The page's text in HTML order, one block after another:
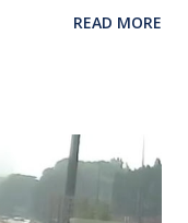
pihak polis
mangsa disahkan
terkena tembakan,
kecederaan.
READ MORE